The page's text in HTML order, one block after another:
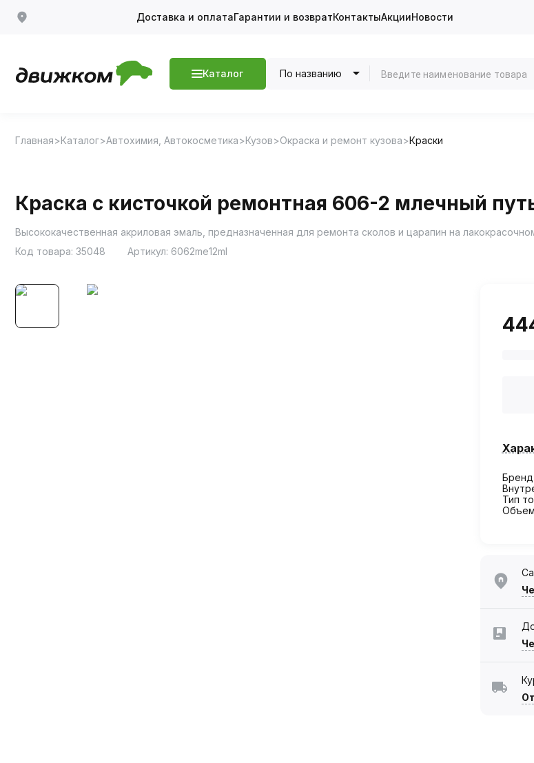
Доставка и оплатаГарантии и возвратКонтактыАкцииНовости
Каталог По названию
Главная Каталог Автохимия, Автокосметика Кузов Окраска и ремонт кузова Краски
Краска с кисточкой ремонтная 606-2 млечный
Высококачественная акриловая эмаль, предназначенная для ремонта сколов и царапин на
Код товара: 35048 Артикул: 6062me12ml
Бренд
Тип